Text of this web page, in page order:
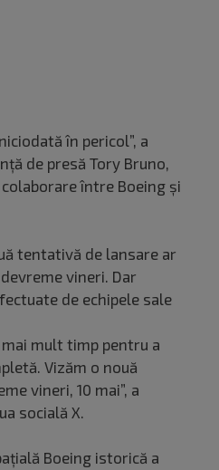
în pericol”, a
de presă Tory Bruno,
între Boeing şi
tentativă de lansare ar
vineri. Dar
de echipele sale
mai mult timp pentru a
Vizăm o nouă
vineri, 10 mai”, a
socială X.
Boeing istorică a